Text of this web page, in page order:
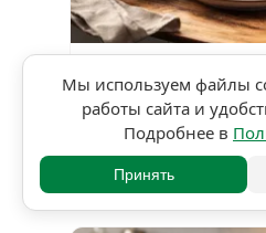
444 3 мин чтения
Классификация
повару понимать
Мы используем файлы
работы сайта и
Подробнее в
Принять